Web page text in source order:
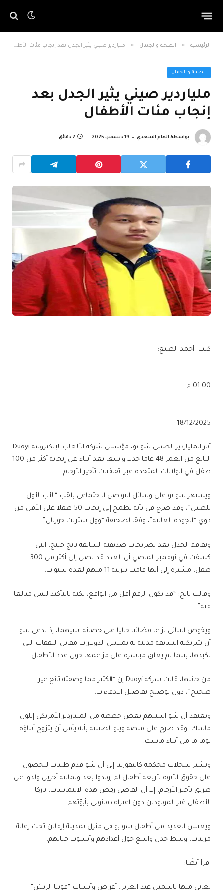
الرئيسية » الصحة والجمال » ملياردير صيني يثير الجدل بعد إنجاب مئات الأطفال
الصحة والجمال
ملياردير صيني يثير الجدل بعد
إنجاب مئات الأطفال
بواسطة الهام السعدي 19 ديسمبر، 2025 2 دقائق
كتب- أحمد الضبع:
01:00 م
18/12/2025
أثار الملياردير الصيني شو بو، مؤسس شركة الألعاب الإلكترونية Duoyi
البالغ من العمر 48 عاما جدلا واسعا بعد أنباء عن إنجابه أكثر من 100
طفل في الولايات المتحدة عبر اتفاقيات تأجير الأرحام.
ويشتهر شو بو على وسائل التواصل الاجتماعي بلقب “الأب الأول
للصين”، وقد صرح في بأنه يطمح إلى إنجاب 50 طفلا على الأقل من
ذوي “الجودة العالية”، وفقا لصحيفة “وول ستريت جورنال”.
وتفاقم الجدل بعد تصريحات صديقته السابقة تانج جينج، التي
كشفت في نوفمبر الماضي أن العدد قد يصل إلى أكثر من 300
طفل، مشيرة إلى أنها قامت بتربية 11 منهم لعدة سنوات.
وقالت تانج: “قد يكون الرقم أقل من الواقع، لكنه بالتأكيد ليس مبالغا
فيه”.
ويخوض الثنائي نزاعا قضائيا حاليا على حضانة ابنتيهما، إذ يدعي شو
أن شريكته السابقة مدينة له بملايين الدولارات مقابل النفقات التي
تكبدها، بينما لم يعلق مباشرة على مزاعمها حول عدد الأطفال.
من جانبها، قالت شركة Duoyi إن “الكثير مما وصفته تانج غير
صحيح”، دون توضيح تفاصيل الادعاءات.
ويعتقد أن شو استلهم بعض خططه من الملياردير الأمريكي إيلون
ماسك، وقد صرح على منصة ويبو الصينية بأنه يأمل أن يتزوج أبناؤه
يوما ما من أبناء ماسك.
وتشير سجلات محكمة كاليفورنيا إلى أن شو قدم طلبات للحصول
على حقوق الأبوة لأربعة أطفال لم يولدوا بعد وثمانية آخرين ولدوا عن
طريق تأجير الأرحام، إلا أن القاضي رفض هذه الالتماسات، تاركا
الأطفال غير المولودين دون اعتراف قانوني بأبوّتهم.
ويعيش العديد من أطفال شو بو في منزل بمدينة إرفاين تحت رعاية
مربيات، وسط جدل واسع حول أعدادهم وأسلوب حياتهم.
اقرأ أيضًا:
تعاني منها ياسمين عبد العزيز.. أعراض وأسباب “فوبيا الريش”